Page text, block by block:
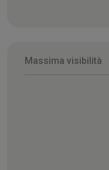
Massima visibilità